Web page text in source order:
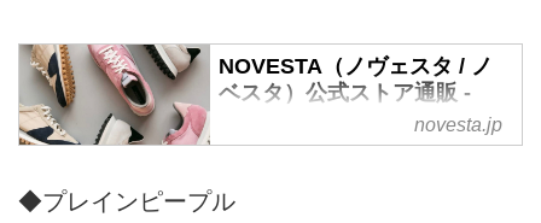
NOVESTA（ノヴェスタ / ノ
ベスタ）公式ストア通販 -
NOVESTA JAPAN OFFICIAL
STORE
クトリーから生まれたフットウェ
novesta.jp
◆プレインピープル